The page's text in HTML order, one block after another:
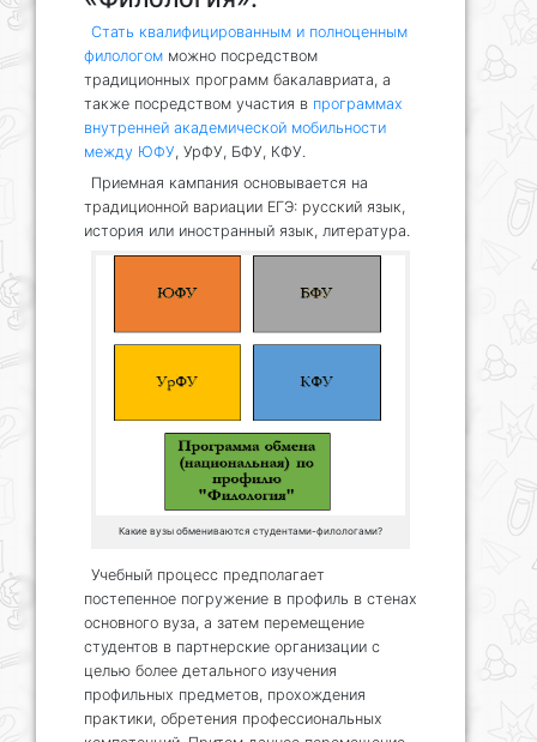
Стать квалифицированным и полноценным
филологом можно посредством
традиционных программ бакалавриата, а
также посредством участия в программах
внутренней академической мобильности
между ЮФУ, УрФУ, БФУ, КФУ.
Приемная кампания основывается на
традиционной вариации ЕГЭ: русский язык,
история или иностранный язык, литература.
Какие вузы обмениваются студентами-филологами?
Учебный процесс предполагает
постепенное погружение в профиль в стенах
основного вуза, а затем перемещение
студентов в партнерские организации с
целью более детального изучения
профильных предметов, прохождения
практики, обретения профессиональных